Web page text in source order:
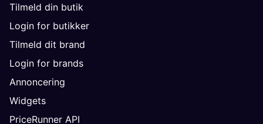
Tilmeld din butik
Login for butikker
Tilmeld dit brand
Login for brands
Annoncering
Widgets
PriceRunner API